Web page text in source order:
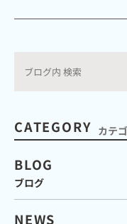
CATEGORY カテ
BLOG
ブログ
NEWS